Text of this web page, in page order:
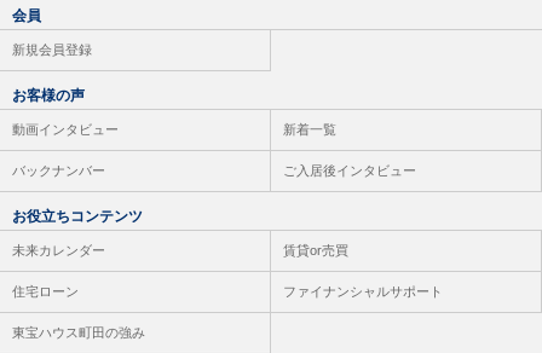
会員
新規会員登録
お客様の声
動画インタビュー 新着一覧
バックナンバー ご入居後インタビュー
お役立ちコンテンツ
未来カレンダー 賃貸or売買
住宅ローン ファイナンシャルサポート
東宝ハウス町田の強み